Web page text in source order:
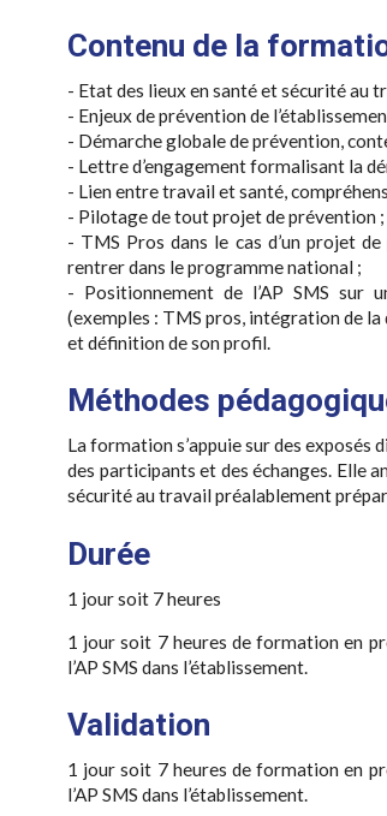
Contenu de la
- Etat des lieux en santé et sécurité au
- Enjeux de prévention de
- Démarche globale de prévention,
- Lettre d’engagement formalisant la
- Lien entre travail et santé,
- Pilotage de tout projet de prévention ;
- TMS Pros dans le cas d’un projet
rentrer dans le programme national ;
- Positionnement de l’AP SMS sur
(exemples : TMS pros, intégration de la
et définition de son profil.
Méthodes
La formation s’appuie sur des exposés
des participants et des échanges. Elle
sécurité au travail préalablement
Durée
1 jour soit 7 heures
1 jour soit 7 heures de formation en
l’AP SMS dans l’établissement.
Validation
1 jour soit 7 heures de formation en
l’AP SMS dans l’établissement.